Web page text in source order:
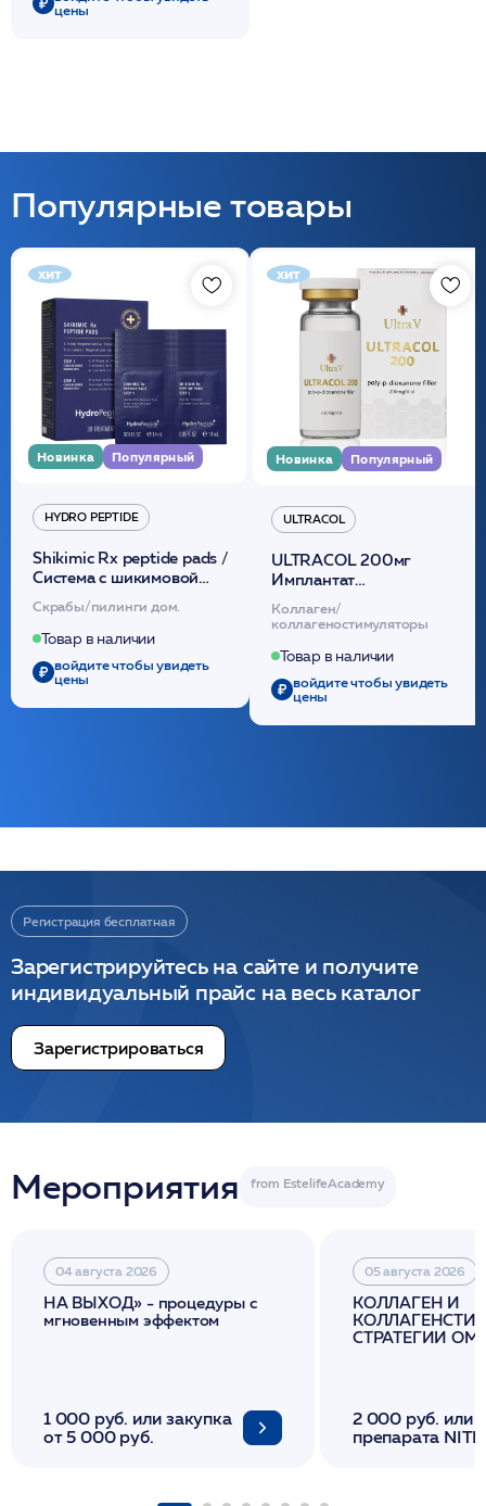
цены
Популярные товары
хит
Новинка Популярный
HYDRO PEPTIDE
Shikimic Rx peptide pads /
Cистема с шикимовой
кислотой обновляющая
(30шт) /HP
Скрабы/пилинги дом.
Товар в наличии
войдите чтобы увидеть
цены
хит
Новинка Популярный
ULTRACOL
ULTRACOL 200мг
Имплантат
внутридермальный,
стерильный на основе
полидиоксанона
/ULTRACOL
Коллаген/
коллагеностимуляторы
Товар в наличии
войдите чтобы увидеть
цены
Регистрация бесплатная
Зарегистрируйтесь на сайте и получите
индивидуальный прайс на весь каталог
Зарегистрироваться
Мероприятия
04 августа 2026
НА ВЫХОД» - процедуры с
мгновенным эффектом
1 000 руб. или закупка
от 5 000 руб.
05 августа 2026
КОЛЛАГЕН И
СТРАТЕГИИ
2 000 руб. или
препарата